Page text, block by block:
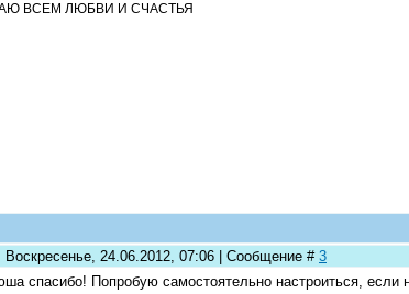
ВСЕМ ЛЮБВИ И СЧАСТЬЯ
Воскресенье, 24.06.2012, 07:06 | Сообщение # 3
спасибо! Попробую самостоятельно настроиться, если